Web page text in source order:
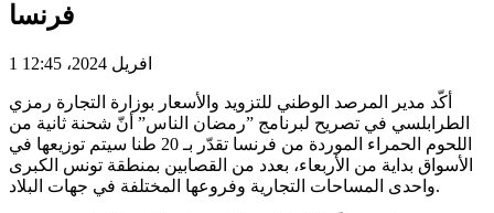
فرنسا
1 افريل 2024، 12:45
أكّد مدير المرصد الوطني للتزويد والأسعار بوزارة التجارة رمزي
الطرابلسي في تصريح لبرنامج ”رمضان الناس” أنّ شحنة ثانية من
اللحوم الحمراء الموردة من فرنسا تقدّر بـ 20 طنا سيتم توزيعها في
الأسواق بداية من الأربعاء، بعدد من القصابين بمنطقة تونس الكبرى
واحدى المساحات التجارية وفروعها المختلفة في جهات البلاد.